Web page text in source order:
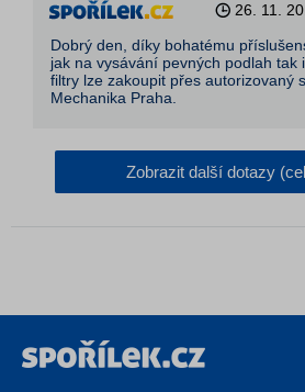
26. 11.
Dobrý den, díky bohatému
jak na vysávání pevných podlah
filtry lze zakoupit přes autorizovaný
Mechanika Praha.
Zobrazit další dotazy